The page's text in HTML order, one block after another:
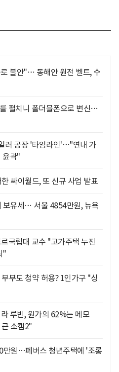
불안"… 동해안 원전 벨트, 수
펼치니 폴더블폰으로 변신…
러 공장 '타임라인'…"연내 가
윤곽"
싸이월드, 또 신규 사업 발표
보유세… 서울 4854만원, 뉴욕
국립대 교수 "고가주택 누진
"
부도 청약 허용? 1인가구 "싱
루빈, 원가의 62%는 메모
소캠2"
만원…폐버스 청년주택에 '조롱